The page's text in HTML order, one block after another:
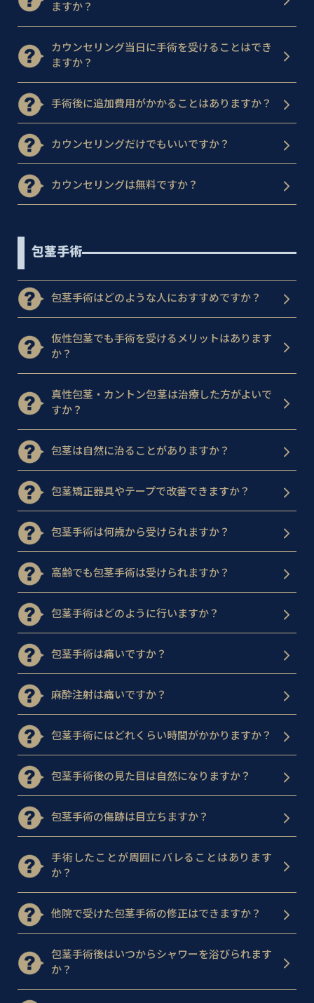
ますか？
カウンセリング当日に手術を受けることはでき
ますか？
手術後に追加費用がかかることはありますか？
カウンセリングだけでもいいですか？
カウンセリングは無料ですか？
包茎手術
包茎手術はどのような人におすすめですか？
仮性包茎でも手術を受けるメリットはあります
か？
真性包茎・カントン包茎は治療した方がよいで
すか？
包茎は自然に治ることがありますか？
包茎矯正器具やテープで改善できますか？
包茎手術は何歳から受けられますか？
高齢でも包茎手術は受けられますか？
包茎手術はどのように行いますか？
包茎手術は痛いですか？
麻酔注射は痛いですか？
包茎手術にはどれくらい時間がかかりますか？
包茎手術後の見た目は自然になりますか？
包茎手術の傷跡は目立ちますか？
手術したことが周囲にバレることはあります
か？
他院で受けた包茎手術の修正はできますか？
包茎手術後はいつからシャワーを浴びられます
か？